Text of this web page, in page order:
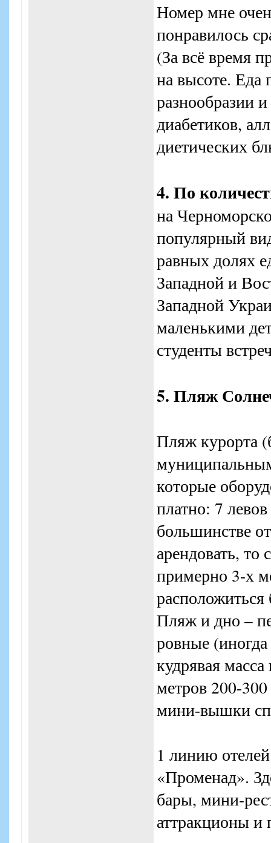
Номер мне
понравилось
(За всё время
на высоте. Еда
разнообразии
диабетиков,
диетических
4. По
на
популярный
равных долях
Западной и
Западной
маленькими
студенты
5. Пляж
Пляж курорта
которые
платно: 7
большинстве
арендовать, то
примерно 3-х
расположиться
Пляж и дно –
ровные
кудрявая
метров 200-
мини-вышки
1 линию
«Променад».
бары, мини-
аттракционы и